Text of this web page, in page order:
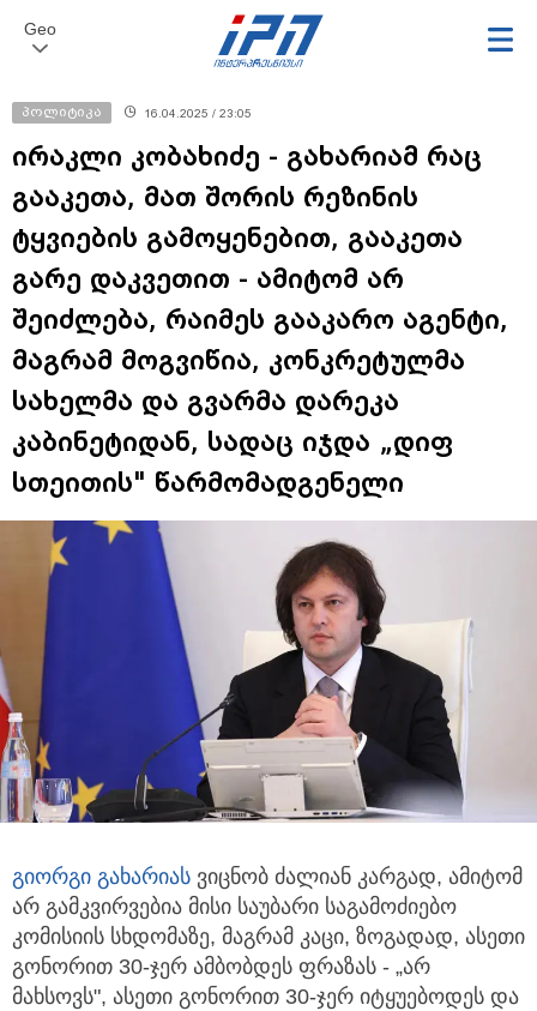
Geo
პოლიტიკა 16.04.2025 / 23:05
ირაკლი კობახიძე - გახარიამ რაც
გააკეთა, მათ შორის რეზინის
ტყვიების გამოყენებით, გააკეთა
გარე დაკვეთით - ამიტომ არ
შეიძლება, რაიმეს გააკარო აგენტი,
მაგრამ მოგვიწია, კონკრეტულმა
სახელმა და გვარმა დარეკა
კაბინეტიდან, სადაც იჯდა „დიფ
სთეითის" წარმომადგენელი
გიორგი გახარიას ვიცნობ ძალიან კარგად, ამიტომ
არ გამკვირვებია მისი საუბარი საგამოძიებო
კომისიის სხდომაზე, მაგრამ კაცი, ზოგადად, ასეთი
გონორით 30-ჯერ ამბობდეს ფრაზას - „არ
მახსოვს", ასეთი გონორით 30-ჯერ იტყუებოდეს და